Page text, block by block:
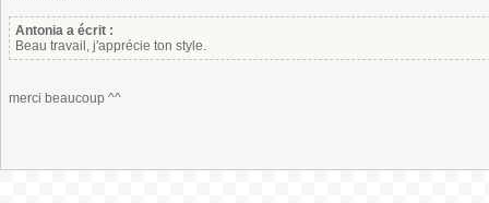
Antonia a écrit :
Beau travail, j'apprécie ton style.
merci beaucoup ^^